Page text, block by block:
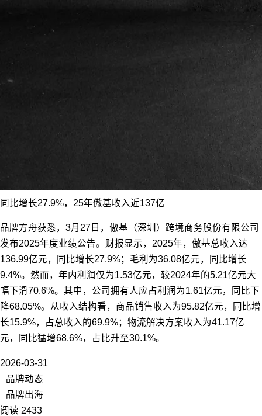
同比增长27.9%，25年傲基收入近137亿
品牌方舟获悉，3月27日，傲基（深圳）跨境商务股份有限公司
发布2025年度业绩公告。财报显示，2025年，傲基总收入达
136.99亿元，同比增长27.9%；毛利为36.08亿元，同比增长
9.4%。然而，年内利润仅为1.53亿元，较2024年的5.21亿元大
幅下滑70.6%。其中，公司拥有人应占利润为1.61亿元，同比下
降68.05%。从收入结构看，商品销售收入为95.82亿元，同比增
长15.9%，占总收入的69.9%；物流解决方案收入为41.17亿
元，同比猛增68.6%，占比升至30.1%。
2026-03-31
品牌动态
品牌出海
阅读 2433